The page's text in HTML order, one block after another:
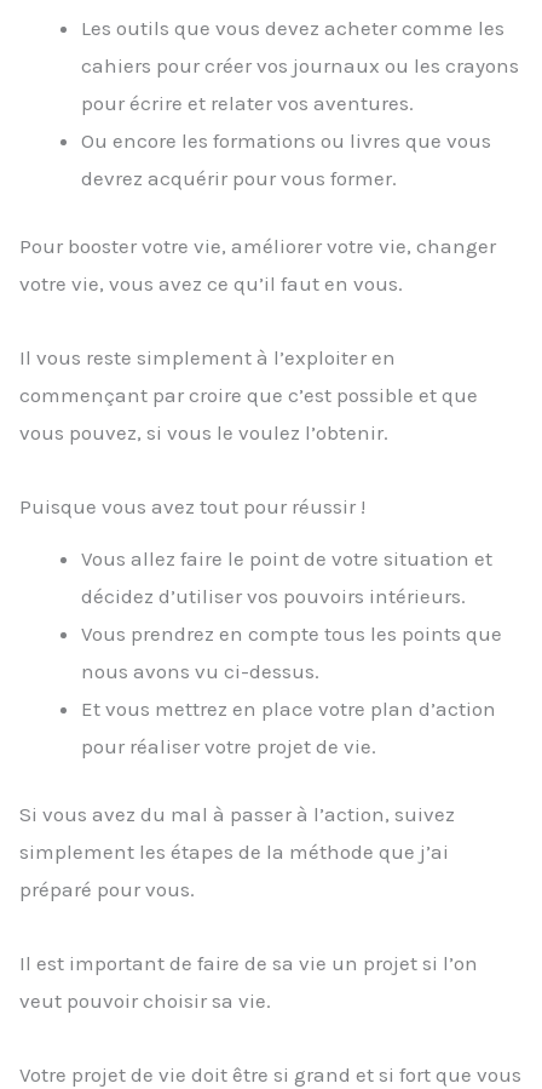
Les outils que vous devez acheter comme les
cahiers pour créer vos journaux ou les crayons
pour écrire et relater vos aventures.
Ou encore les formations ou livres que vous
devrez acquérir pour vous former.
Pour booster votre vie, améliorer votre vie, changer
votre vie, vous avez ce qu’il faut en vous.
Il vous reste simplement à l’exploiter en
commençant par croire que c’est possible et que
vous pouvez, si vous le voulez l’obtenir.
Puisque vous avez tout pour réussir !
Vous allez faire le point de votre situation et
décidez d’utiliser vos pouvoirs intérieurs.
Vous prendrez en compte tous les points que
nous avons vu ci-dessus.
Et vous mettrez en place votre plan d’action
pour réaliser votre projet de vie.
Si vous avez du mal à passer à l’action, suivez
simplement les étapes de la méthode que j’ai
préparé pour vous.
Il est important de faire de sa vie un projet si l’on
veut pouvoir choisir sa vie.
Votre projet de vie doit être si grand et si fort que vous